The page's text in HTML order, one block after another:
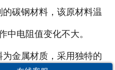
碳钢材料，该原材料温
中电阻值变化不大。
金属材质，采用独特的